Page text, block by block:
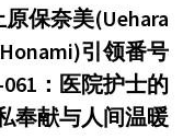
原保奈美(Uehara
Honami)引领番号
061：医院护士的
奉献与人间温暖